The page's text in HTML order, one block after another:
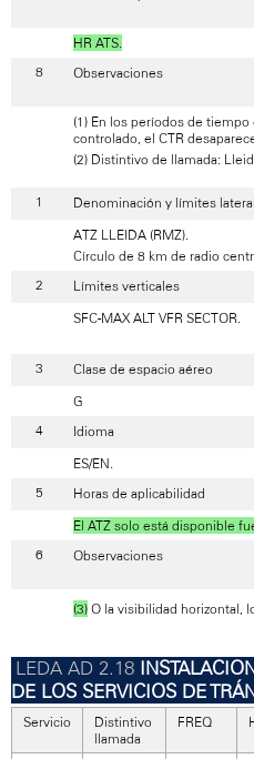
HR ATS.
Observaciones
(1) En los períodos de
controlado, el CTR
(2) Distintivo de llamada:
Denominación y límites
ATZ LLEIDA (RMZ)
Círculo de 8 km de radio
Límites verticales
SFC-MAX ALT VFR SECTOR.
Clase de espacio aéreo
G
Idioma
ES/EN.
Horas de aplicabilidad
El ATZ solo está disponible
Observaciones
(3) O la visibilidad horizontal,
DE LOS SERVICIOS DE
Servicio
Distintivo
llamada
FREQ